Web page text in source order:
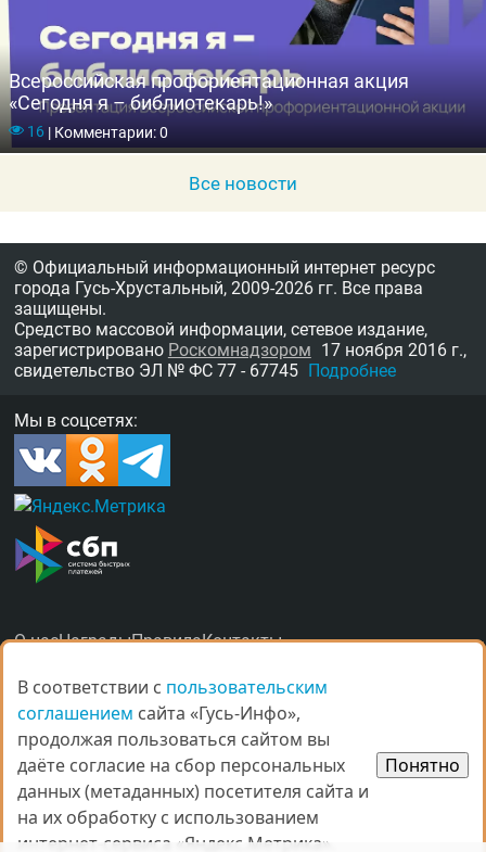
Всероссийская профориентационная акция
«Сегодня я – библиотекарь!»
16 |Комментарии: 0
Все новости
© Официальный информационный интернет ресурс
города Гусь-Хрустальный, 2009-2026 гг. Все права
защищены.
Средство массовой информации, сетевое издание,
зарегистрировано Роскомнадзором 17 ноября 2016 г.,
свидетельство ЭЛ № ФС 77 - 67745 Подробнее
Мы в соцсетях:
О насНаградыПравилаКонтакты
© Все права защищены.
При копировании материалов ссыл­ка на
В соответствии с пользовательским
соглашением сайта «Гусь-Инфо»,
продолжая пользоваться сайтом вы
даёте согласие на сбор персональных
данных (метаданных) посетителя сайта и
на их обработку с использованием
интернет-сервиса «Яндекс.Метрика».
Понятно
В соответствии с пользовательским
соглашением сайта «Гусь-Инфо»,
продолжая пользоваться сайтом вы
даёте согласие на сбор персональных
данных (метаданных) посетителя сайта и
на их обработку с использованием
интернет-сервиса «Яндекс.Метрика».
Понятно